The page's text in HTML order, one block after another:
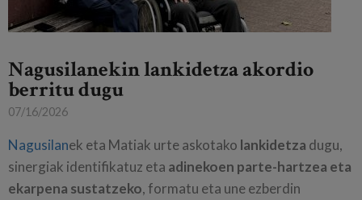
Nagusilanekin lankidetza akordio
berritu dugu
07/16/2026
Nagusilanek eta Matiak urte askotako lankidetza dugu,
sinergiak identifikatuz eta adinekoen parte-hartzea eta
ekarpena sustatzeko, formatu eta une ezberdin